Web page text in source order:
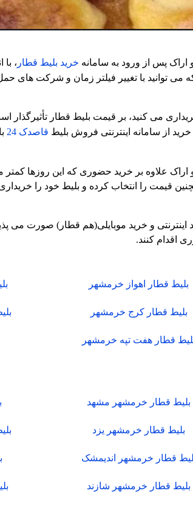
پس از ورود به سامانه خرید بلیط قطار ،
توانید با تغییر فیلتر زمان و شرکت های
می کنید، بر قیمت بلیط قطار تأثیرگذار
از سامانه اینترنتی فروش بلیط قاصدک 24
علاوه بر خرید حضوری که این روزها کمتر
قیمت را انتخاب کرده و بلیط خود را
و خرید موبایلی(هم قطار) صورت می
اقدام کنند.
بلیط قطار اهواز خرمشهر
بلیط قطار کرج خرمشهر
قطار هفت تپه خرمشهر
بلیط قطار خرمشهر مشهد
بلیط قطار خرمشهر یزد
قطار خرمشهر اندیمشک
بلیط قطار خرمشهر شازند